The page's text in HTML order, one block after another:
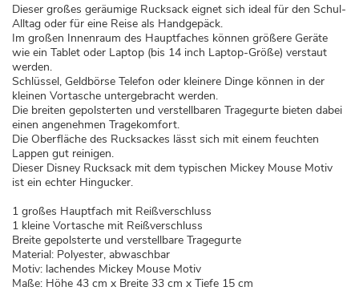
Dieser großes geräumige Rucksack eignet sich ideal für den Schul-
Alltag oder für eine Reise als Handgepäck.
Im großen Innenraum des Hauptfaches können größere Geräte
wie ein Tablet oder Laptop (bis 14 inch Laptop-Größe) verstaut
werden.
Schlüssel, Geldbörse Telefon oder kleinere Dinge können in der
kleinen Vortasche untergebracht werden.
Die breiten gepolsterten und verstellbaren Tragegurte bieten dabei
einen angenehmen Tragekomfort.
Die Oberfläche des Rucksackes lässt sich mit einem feuchten
Lappen gut reinigen.
Dieser Disney Rucksack mit dem typischen Mickey Mouse Motiv
ist ein echter Hingucker.
1 großes Hauptfach mit Reißverschluss
1 kleine Vortasche mit Reißverschluss
Breite gepolsterte und verstellbare Tragegurte
Material: Polyester, abwaschbar
Motiv: lachendes Mickey Mouse Motiv
Maße: Höhe 43 cm x Breite 33 cm x Tiefe 15 cm